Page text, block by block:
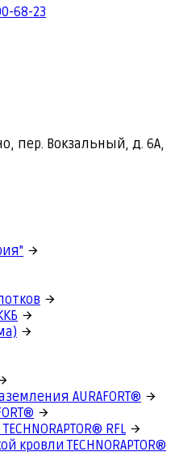
68-23
пер. Вокзальный, д. 6А,
AURAFORT®
RFL
TECHNORAPTOR®